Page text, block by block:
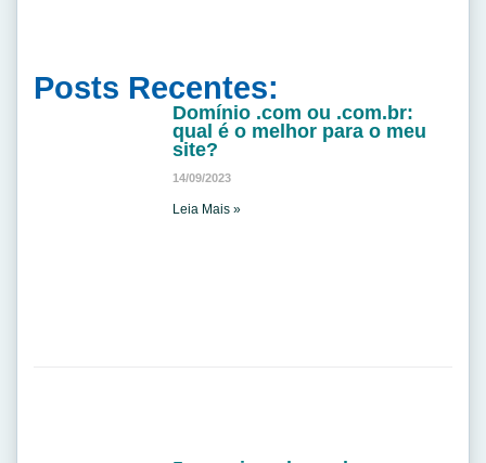
Posts Recentes:
Domínio .com ou .com.br:
qual é o melhor para o meu
site?
14/09/2023
Leia Mais »